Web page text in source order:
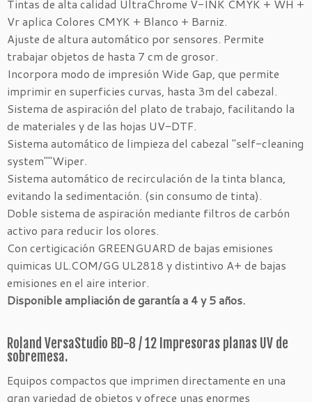
Tintas de alta calidad UltraChrome V-INK CMYK + WH +
Vr aplica Colores CMYK + Blanco + Barniz.
Ajuste de altura automático por sensores. Permite
trabajar objetos de hasta 7 cm de grosor.
Incorpora modo de impresión Wide Gap, que permite
imprimir en superficies curvas, hasta 3m del cabezal.
Sistema de aspiración del plato de trabajo, facilitando la
de materiales y de las hojas UV-DTF.
Sistema automático de limpieza del cabezal "self-cleaning
system""Wiper.
Sistema automático de recirculación de la tinta blanca,
evitando la sedimentación. (sin consumo de tinta).
Doble sistema de aspiración mediante filtros de carbón
activo para reducir los olores.
Con certigicación GREENGUARD de bajas emisiones
quimicas UL.COM/GG UL2818 y distintivo A+ de bajas
emisiones en el aire interior.
Disponible ampliación de garantía a 4 y 5 años.
Roland VersaStudio BD-8 / 12 Impresoras planas UV de
sobremesa.
Equipos compactos que imprimen directamente en una
gran variedad de objetos y ofrece unas enormes